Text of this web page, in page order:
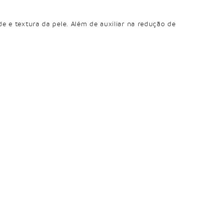
e textura da pele. Além de auxiliar na redução de